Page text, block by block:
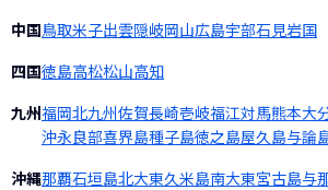
中国鳥取米子出雲隠岐岡山広島宇部石見岩国
四国徳島高松松山高知
九州福岡北九州佐賀長崎壱岐福江対馬熊本大
沖永良部喜界島種子島徳之島屋久島与論
沖縄那覇石垣島北大東久米島南大東宮古島与